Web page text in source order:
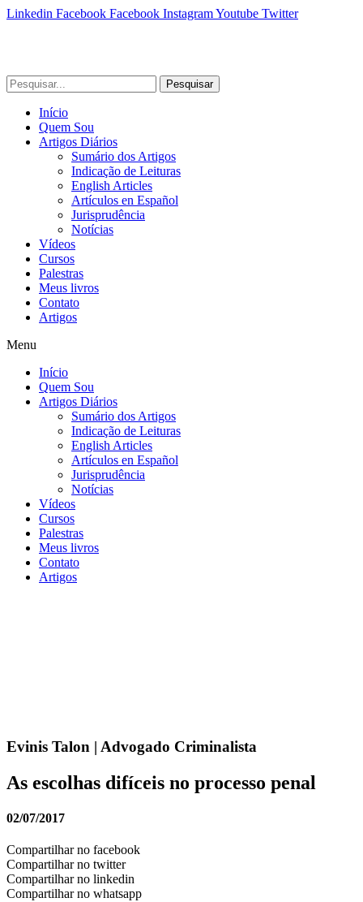
Linkedin Facebook Facebook InstagramYoutube Twitter
Pesquisar
Início
Quem Sou
Artigos Diários
Sumário dos Artigos
Indicação de Leituras
English Articles
Artículos en Español
Jurisprudência
Notícias
Vídeos
Cursos
Palestras
Meus livros
Contato
Artigos
Menu
Início
Quem Sou
Artigos Diários
Sumário dos Artigos
Indicação de Leituras
English Articles
Artículos en Español
Jurisprudência
Notícias
Vídeos
Cursos
Palestras
Meus livros
Contato
Artigos
Evinis Talon | Advogado Criminalista
As escolhas difíceis no processo penal
02/07/2017
Compartilhar no facebook
Compartilhar no twitter
Compartilhar no linkedin
Compartilhar no whatsapp